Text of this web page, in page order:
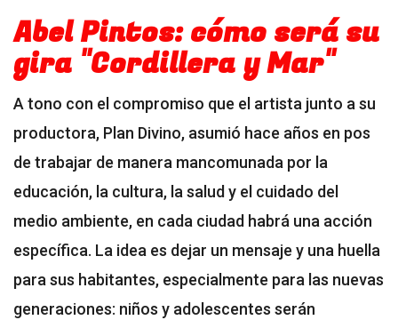
Abel Pintos: cómo será su
gira "Cordillera y Mar"
A tono con el compromiso que el artista junto a su
productora, Plan Divino, asumió hace años en pos
de trabajar de manera mancomunada por la
educación, la cultura, la salud y el cuidado del
medio ambiente, en cada ciudad habrá una acción
específica. La idea es dejar un mensaje y una huella
para sus habitantes, especialmente para las nuevas
generaciones: niños y adolescentes serán